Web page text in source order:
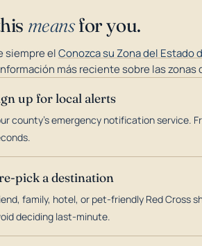
meansfor you.
siempre elConozca su Zona del Estado
más reciente sobre las zonas
up for local alerts
county's emergency notification service.
pick a destination
family, hotel, or pet-friendly Red Cross
deciding last-minute.